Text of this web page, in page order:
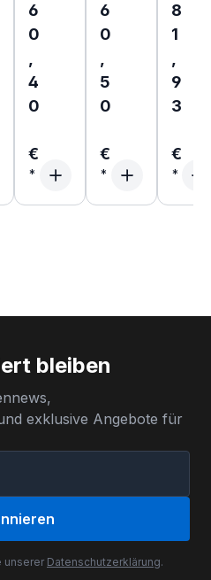
Preis:
Regulärer Preis:
6
0
4
0
€
Regulärer
6
0
5
0
€
8
1
9
3
€
bleiben
exklusive Angebote für
unserer Datenschutzerklärung.